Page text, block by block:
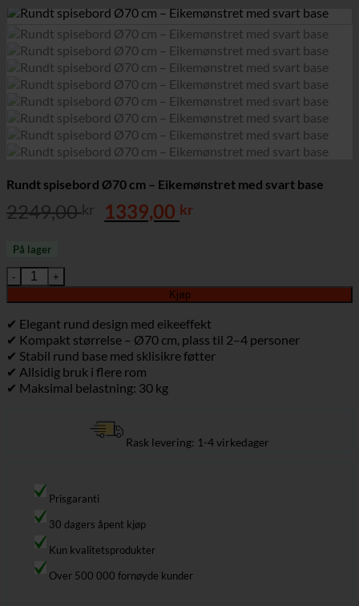
Rundt spisebord Ø70 cm – Eikemønstret med svart base
2249,00kr
Opprinnelig
pris
1339,00 krNåværende
På lager
Rundt spisebord Ø70 cm – Eikemønstret med svart base antall
Kjøp
✔ Elegant rund design med eikeeffekt
✔ Kompakt størrelse – Ø70 cm, plass til 2–4 personer
✔ Stabil rund base med sklisikre føtter
✔ Allsidig bruk i flere rom
✔ Maksimal belastning: 30 kg
Rask levering: 1-4 virkedager
Prisgaranti
30 dagers åpent kjøp
Kun kvalitetsprodukter
Over 500 000 fornøyde kunder